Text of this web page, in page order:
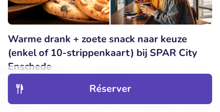
Réserver
Warme drank + zoete snack naar keuze
(enkel of 10-strippenkaart) bij SPAR City
Enschede
Aujourd'hui Sa
9.7
Parfait• 1.209 commentaires